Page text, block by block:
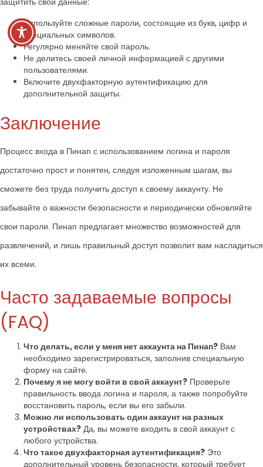
Используйте сложные пароли, состоящие из букв, цифр и
специальных символов.
Регулярно меняйте свой пароль.
Не делитесь своей личной информацией с другими
пользователями.
Включите двухфакторную аутентификацию для
дополнительной защиты.
Заключение
Процесс входа в Пинап с использованием логина и пароля
достаточно прост и понятен, следуя изложенным шагам, вы
сможете без труда получить доступ к своему аккаунту. Не
забывайте о важности безопасности и периодически обновляйте
свои пароли. Пинап предлагает множество возможностей для
развлечений, и лишь правильный доступ позволит вам насладиться
их всеми.
Часто задаваемые вопросы
(FAQ)
Что делать, если у меня нет аккаунта на Пинап? Вам
необходимо зарегистрироваться, заполнив специальную
форму на сайте.
Почему я не могу войти в свой аккаунт? Проверьте
правильность ввода логина и пароля, а также попробуйте
восстановить пароль, если вы его забыли.
Можно ли использовать один аккаунт на разных
устройствах? Да, вы можете входить в свой аккаунт с
любого устройства.
Что такое двухфакторная аутентификация? Это
дополнительный уровень безопасности, который требует